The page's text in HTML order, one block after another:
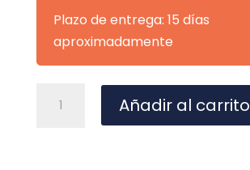
Plazo de entrega: 15 días
aproximadamente
PINCELL
Añadir al carrito